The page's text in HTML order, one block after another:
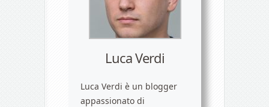
Luca Verdi
Luca Verdi è un blogger
appassionato di